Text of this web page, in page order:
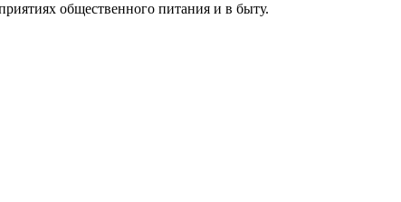
общественного питания и в быту.